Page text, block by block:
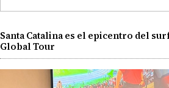
Santa Catalina es el epicentro del
Global Tour